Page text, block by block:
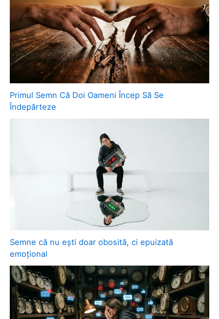
Primul Semn Că Doi Oameni Încep Să Se
Îndepărteze
Semne că nu ești doar obosită, ci epuizată
emoțional